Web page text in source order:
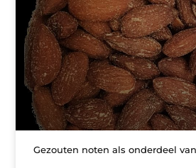
Gezouten noten als onderdeel